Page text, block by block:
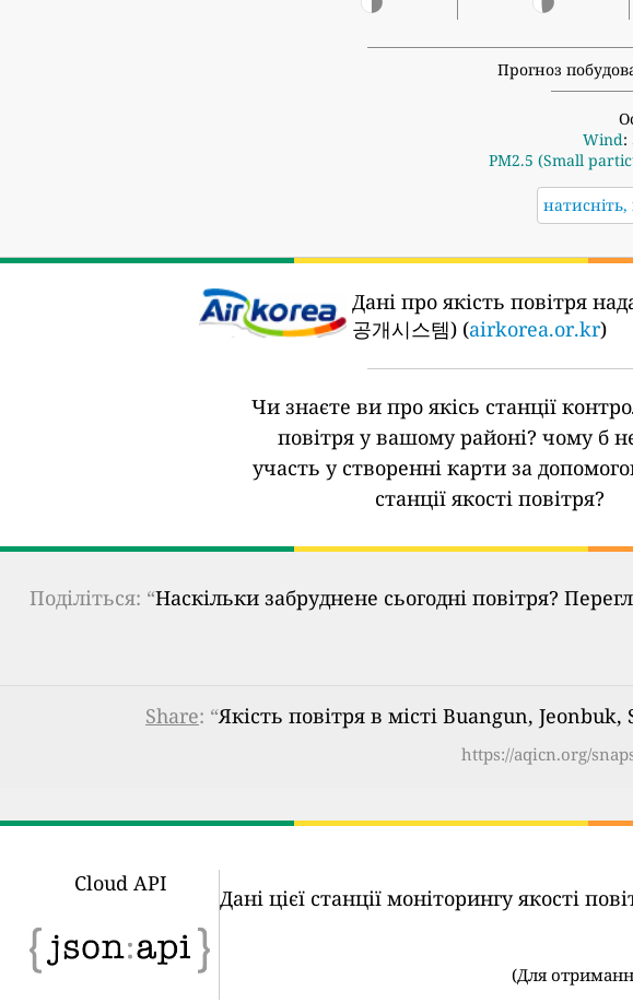
Прогноз
Wind:
PM2.5 (Small
Дані про якість повітря
공개시스템) (airkorea.or.kr)
Чи знаєте ви про якісь станції
повітря у вашому районі? чому б
участь у створенні карти за
станції якості повітря?
Поділіться: “Наскільки забруднене сьогодні повітря?
Share: “Якість повітря в місті Buangun,
https://aqicn.org/
Cloud API
Дані цієї станції моніторингу якості
(Для